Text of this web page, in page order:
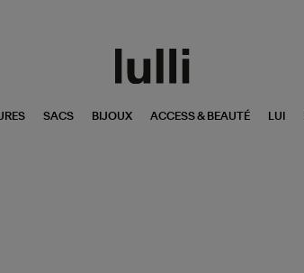
SACS BIJOUX ACCESS & BEAUTÉ LUI